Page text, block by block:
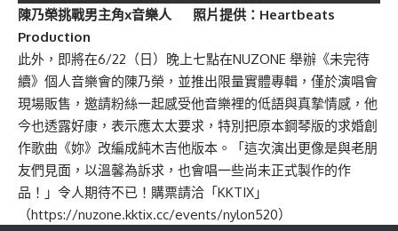
陳乃榮挑戰男主角x音樂人 照片提供：Heartbeats
Production
此外，即將在6/22（日）晚上七點在NUZONE 舉辦《未完待
續》個人音樂會的陳乃榮，並推出限量實體專輯，僅於演唱會
現場販售，邀請粉絲一起感受他音樂裡的低語與真摯情感，他
今也透露好康，表示應太太要求，特別把原本鋼琴版的求婚創
作歌曲《妳》改編成純木吉他版本。「這次演出更像是與老朋
友們見面，以溫馨為訴求，也會唱一些尚未正式製作的作
品！」令人期待不已！購票請洽「KKTIX」
（https://nuzone.kktix.cc/events/nylon520）